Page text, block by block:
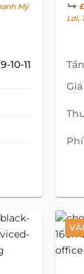
Mỹ
9-10-11
Lợi,
Giá